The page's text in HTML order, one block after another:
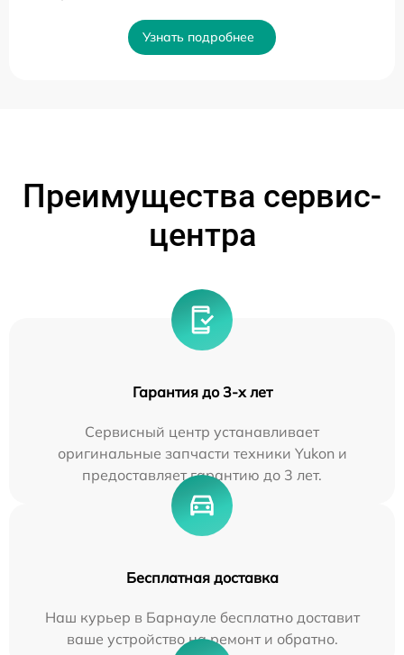
Узнать подробнее
Преимущества сервис-
центра
Гарантия до 3-х лет
Сервисный центр устанавливает
оригинальные запчасти техники Yukon и
предоставляет гарантию до 3 лет.
Бесплатная доставка
Наш курьер в Барнауле бесплатно доставит
ваше устройство на ремонт и обратно.